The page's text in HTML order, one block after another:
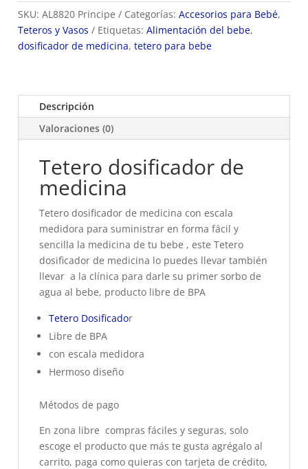
cantidad
SKU: AL8820 Principe Categorías: Accesorios para Bebé,
Teteros y Vasos
Etiquetas: Alimentación del bebe,
dosificador de medicina, tetero para bebe
Descripción
Valoraciones (0)
Tetero dosificador de
medicina
Tetero dosificador de medicina con escala
medidora para suministrar en forma fácil y
sencilla la medicina de tu bebe , este Tetero
dosificador de medicina lo puedes llevar también
llevar a la clínica para darle su primer sorbo de
agua al bebe, producto libre de BPA
Tetero Dosificador
Libre de BPA
con escala medidora
Hermoso diseño
Métodos de pago
En zona libre compras fáciles y seguras, solo
escoge el producto que más te gusta agrégalo al
carrito, paga como quieras con tarjeta de crédito,